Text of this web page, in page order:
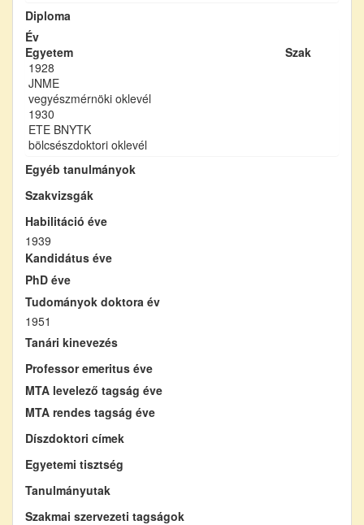
Diploma
Év
Egyetem
Szak
1928
JNME
vegyészmérnöki oklevél
1930
ETE BNYTK
bölcsészdoktori oklevél
Egyéb tanulmányok
Szakvizsgák
Habilitáció éve
1939
Kandidátus éve
PhD éve
Tudományok doktora év
1951
Tanári kinevezés
Professor emeritus éve
MTA levelező tagság éve
MTA rendes tagság éve
Díszdoktori címek
Egyetemi tisztség
Tanulmányutak
Szakmai szervezeti tagságok